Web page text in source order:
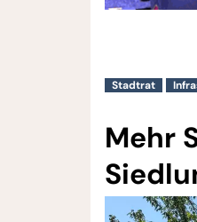
Stadtrat
Mehr